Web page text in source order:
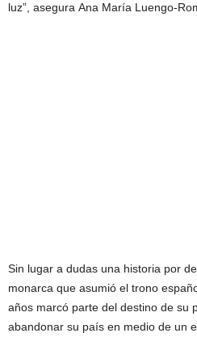
luz”, asegura Ana María Luengo-
Sin lugar a dudas una historia por
monarca que asumió el trono
años marcó parte del destino de su
abandonar su país en medio de un